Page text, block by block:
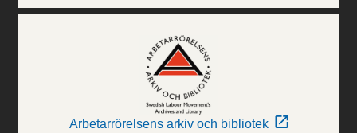
Arbetarrörelsens arkiv och bibliotek